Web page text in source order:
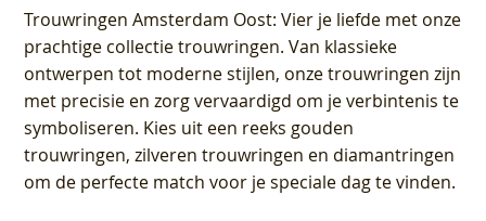
Trouwringen Amsterdam Oost: Vier je liefde met onze
prachtige collectie trouwringen. Van klassieke
ontwerpen tot moderne stijlen, onze trouwringen zijn
met precisie en zorg vervaardigd om je verbintenis te
symboliseren. Kies uit een reeks gouden
trouwringen, zilveren trouwringen en diamantringen
om de perfecte match voor je speciale dag te vinden.